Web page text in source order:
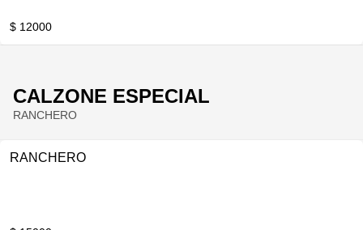
$ 12000
CALZONE ESPECIAL
RANCHERO
RANCHERO